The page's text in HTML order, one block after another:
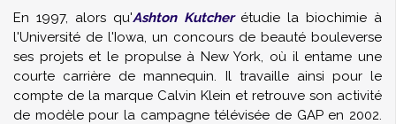
En 1997, alors qu'Ashton Kutcherétudie la biochimie à
l'Université de l'Iowa, un concours de beauté bouleverse
ses projets et le propulse à New York, où il entame une
courte carrière de mannequin. Il travaille ainsi pour le
compte de la marque Calvin Klein et retrouve son activité
de modèle pour la campagne télévisée de GAP en 2002.